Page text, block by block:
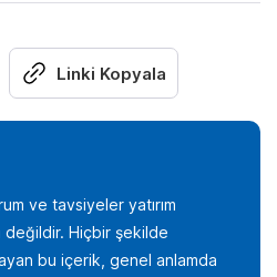
Linki Kopyala
ve tavsiyeler yatırım
değildir. Hiçbir şekilde
bu içerik, genel anlamda